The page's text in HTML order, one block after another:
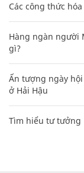
Các công thức
Hàng ngàn người
gì?
Ấn tượng ngày
ở Hải Hậu
Tìm hiểu tư tưởng